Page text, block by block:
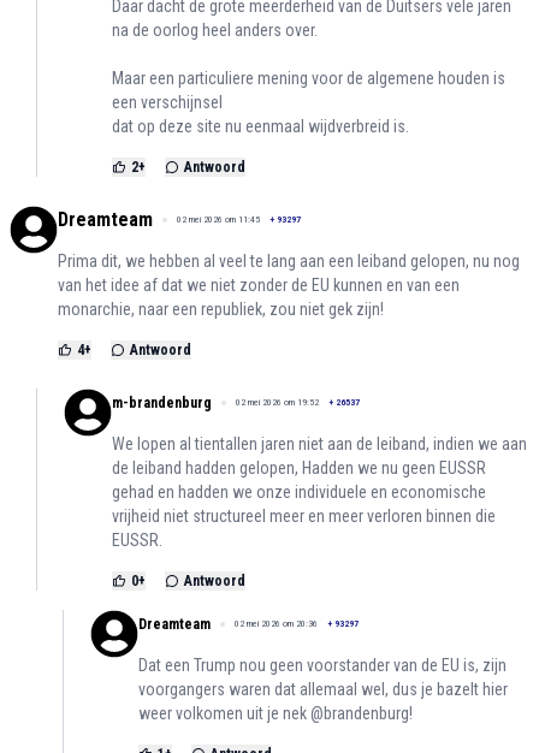
Daar dacht de grote meerderheid van de Duitsers vele jaren
na de oorlog heel anders over.
Maar een particuliere mening voor de algemene houden is
een verschijnsel
dat op deze site nu eenmaal wijdverbreid is.
2+ Antwoord
Dreamteam 02 mei 2026 om 11:45 + 93297
Prima dit, we hebben al veel te lang aan een leiband gelopen, nu nog
van het idee af dat we niet zonder de EU kunnen en van een
monarchie, naar een republiek, zou niet gek zijn!
4+ Antwoord
m-brandenburg 02 mei 2026 om 19:52 + 26537
We lopen al tientallen jaren niet aan de leiband, indien we aan
de leiband hadden gelopen, Hadden we nu geen EUSSR
gehad en hadden we onze individuele en economische
vrijheid niet structureel meer en meer verloren binnen die
EUSSR.
0+ Antwoord
Dreamteam 02 mei 2026 om 20:36 + 93297
Dat een Trump nou geen voorstander van de EU is, zijn
voorgangers waren dat allemaal wel, dus je bazelt hier
weer volkomen uit je nek @brandenburg!